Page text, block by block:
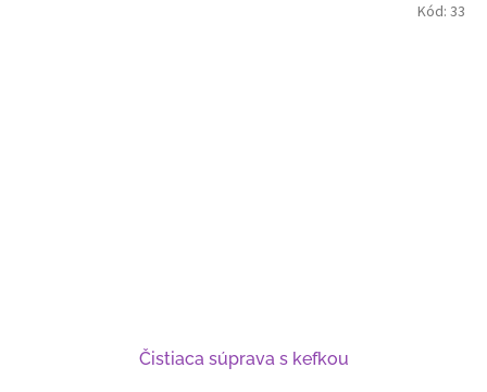
Čistiaca súprava s kefkou
Kód: 33